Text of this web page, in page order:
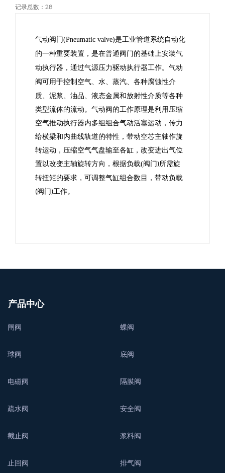
记录总数：28
气动阀门(Pneumatic valve)是工业管道系统自动化
的一种重要装置，是在普通阀门的基础上安装气
动执行器，通过气源压力驱动执行器工作。气动
阀可用于控制 空气、水、蒸汽、各种腐蚀性介
质、泥浆、油品、液态金属和放射性介质等各种
类型流体的流动。 气动阀的工作原理是利用压缩
空气推动执行器内多组组合气动活塞运动，传力
给横梁和内曲线轨道的特性，带动空芯主轴作旋
转运动，压缩空气气盘输至各缸，改变进出气位
置以改变主轴旋转方向，根据负载(阀门 )所需旋
转扭矩的要求，可调整气缸组合数目，带动负载
(阀门 )工作。
产品中心
闸阀 蝶阀
球阀 底阀
电磁阀 隔膜阀
疏水阀 安全阀
截止阀 浆料阀
止回阀 排气阀